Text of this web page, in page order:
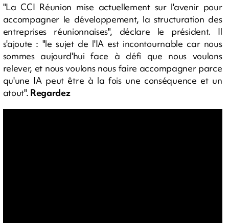
"La CCI Réunion mise actuellement sur l'avenir pour
accompagner le développement, la structuration des
entreprises réunionnaises", déclare le président. Il
s'ajoute : "le sujet de l'IA est incontournable car nous
sommes aujourd'hui face à défi que nous voulons
relever, et nous voulons nous faire accompagner parce
qu'une IA peut être à la fois une conséquence et un
atout". Regardez